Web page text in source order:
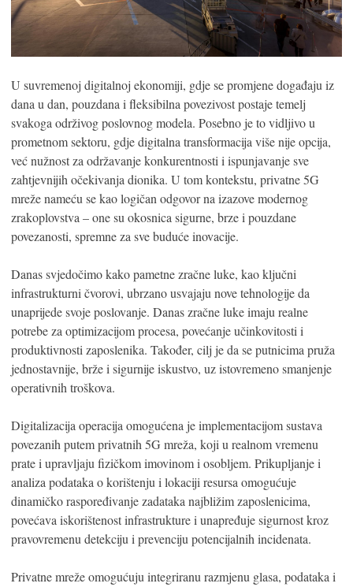
U suvremenoj digitalnoj ekonomiji, gdje se promjene događaju iz
dana u dan, pouzdana i fleksibilna povezivost postaje temelj
svakoga održivog poslovnog modela. Posebno je to vidljivo u
prometnom sektoru, gdje digitalna transformacija više nije opcija,
već nužnost za održavanje konkurentnosti i ispunjavanje sve
zahtjevnijih očekivanja dionika. U tom kontekstu, privatne 5G
mreže nameću se kao logičan odgovor na izazove modernog
zrakoplovstva – one su okosnica sigurne, brze i pouzdane
povezanosti, spremne za sve buduće inovacije.
Danas svjedočimo kako pametne zračne luke, kao ključni
infrastrukturni čvorovi, ubrzano usvajaju nove tehnologije da
unaprijede svoje poslovanje. Danas zračne luke imaju realne
potrebe za optimizacijom procesa, povećanje učinkovitosti i
produktivnosti zaposlenika. Također, cilj je da se putnicima pruža
jednostavnije, brže i sigurnije iskustvo, uz istovremeno smanjenje
operativnih troškova.
Digitalizacija operacija omogućena je implementacijom sustava
povezanih putem privatnih 5G mreža, koji u realnom vremenu
prate i upravljaju fizičkom imovinom i osobljem. Prikupljanje i
analiza podataka o korištenju i lokaciji resursa omogućuje
dinamičko raspoređivanje zadataka najbližim zaposlenicima,
povećava iskorištenost infrastrukture i unapređuje sigurnost kroz
pravovremenu detekciju i prevenciju potencijalnih incidenata.
Privatne mreže omogućuju integriranu razmjenu glasa, podataka i